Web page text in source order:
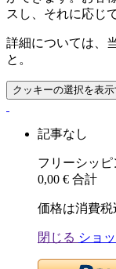
スし、それに応じ
詳細については、
と。
クッキーの選択を表示
記事なし
フリーシッピ
0,00 € 合計
価格は消費税
閉じる ショ